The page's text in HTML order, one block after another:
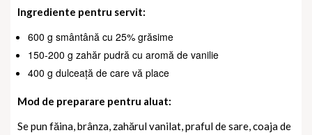
Ingrediente pentru servit:
600 g smântână cu 25% grăsime
150-200 g zahăr pudră cu aromă de vanilie
400 g dulceață de care vă place
Mod de preparare pentru aluat:
Se pun făina, brânza, zahărul vanilat, praful de sare, coaja de